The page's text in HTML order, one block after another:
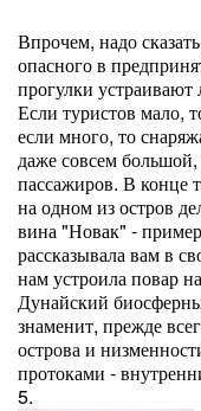
Впрочем, надо
опасного в
прогулки устраивают
Если туристов мало,
если много, то
даже совсем
пассажиров. В конце
на одном из остров
вина "Новак" -
рассказывала вам в
нам устроила повар
Дунайский
знаменит, прежде
острова и
протоками -
5.